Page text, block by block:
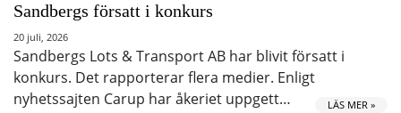
Sandbergs försatt i konkurs
20 juli, 2026
Sandbergs Lots & Transport AB har blivit försatt i
konkurs. Det rapporterar flera medier. Enligt
nyhetssajten Carup har åkeriet uppgett…
LÄS MER »